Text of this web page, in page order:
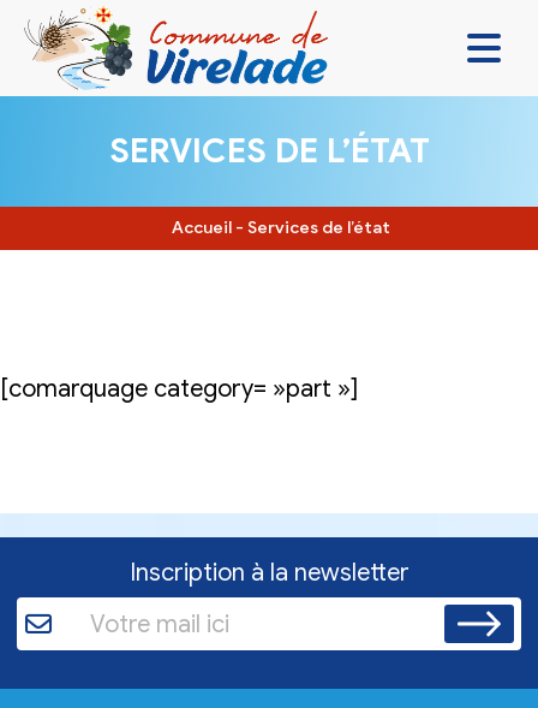
VIVRE ENSEMBLE
SE DIVERTIR
SERVICES DE L’ÉTAT
Accueil - Services de l’état
[comarquage category= »part »]
Inscription à la newsletter